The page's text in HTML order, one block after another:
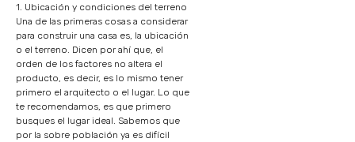
1. Ubicación y condiciones del terreno
Una de las primeras cosas a considerar
para construir una casa es, la ubicación
o el terreno. Dicen por ahí que, el
orden de los factores no altera el
producto, es decir, es lo mismo tener
primero el arquitecto o el lugar. Lo que
te recomendamos, es que primero
busques el lugar ideal. Sabemos que
por la sobre población ya es difícil